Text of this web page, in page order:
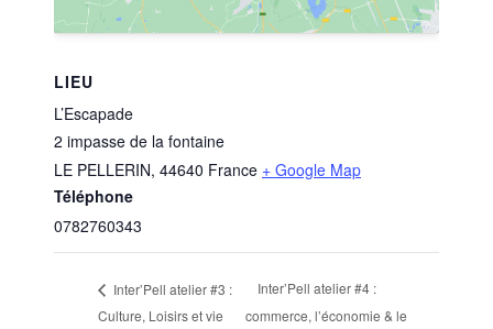
LIEU
L’Escapade
2 impasse de la fontaine
LE PELLERIN, 44640 France + Google Map
Téléphone
0782760343
Inter’Pell atelier #3 :
Culture, Loisirs et vie
Inter’Pell atelier #4 :
commerce, l’économie & le